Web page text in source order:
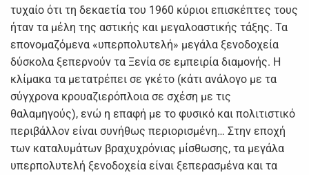
τυχαίο ότι τη δεκαετία του 1960 κύριοι επισκέπτες τους
ήταν τα μέλη της αστικής και μεγαλοαστικής τάξης. Τα
επονομαζόμενα «υπερπολυτελή» μεγάλα ξενοδοχεία
δύσκολα ξεπερνούν τα Ξενία σε εμπειρία διαμονής. Η
κλίμακα τα μετατρέπει σε γκέτο (κάτι ανάλογο με τα
σύγχρονα κρουαζιερόπλοια σε σχέση με τις
θαλαμηγούς), ενώ η επαφή με το φυσικό και πολιτιστικό
περιβάλλον είναι συνήθως περιορισμένη… Στην εποχή
των καταλυμάτων βραχυχρόνιας μίσθωσης, τα μεγάλα
υπερπολυτελή ξενοδοχεία είναι ξεπερασμένα και τα